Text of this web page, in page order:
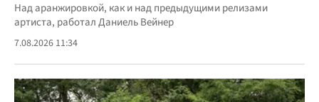
Над аранжировкой, как и над предыдущими релизами
артиста, работал Даниель Вейнер
7.08.2026 11:34